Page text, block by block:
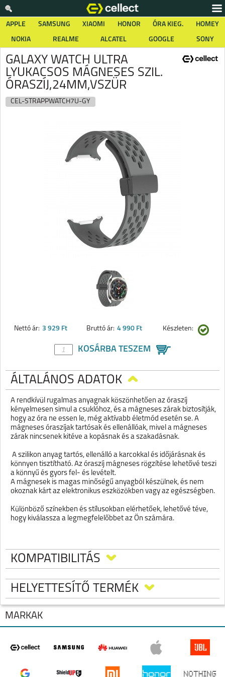
APPLE SAMSUNG XIAOMI HONOR ÓRA KIEG.
HOMEY
NOKIA
REALME ALCATEL GOOGLE SONY
GALAXY WATCH ULTRA
LYUKACSOS MÁGNESES SZIL.
ÓRASZÍJ,24MM,VSZÜR
CEL-STRAPPWATCH7U-GY
Nettó ár: 3 929 Ft Bruttó ár: 4 990 Ft Készleten:
KOSÁRBA TESZEM
ÁLTALÁNOS ADATOK
A rendkívül rugalmas anyagnak köszönhetően az óraszíj
kényelmesen simul a csuklóhoz, és a mágneses zárak biztosítják,
hogy az óra ne essen le, még aktívabb életmód esetén se. A
mágneses óraszíjak tartósak és ellenállóak, mivel a mágneses
zárak nincsenek kitéve a kopásnak és a szakadásnak.
A szilikon anyag tartós, ellenálló a karcokkal és időjárásnak és
könnyen tisztítható. Az óraszíj mágneses rögzítése lehetővé teszi
a könnyű és gyors fel- és levételt.
A mágnesek is magas minőségű anyagból készülnek, és nem
okoznak kárt az elektronikus eszközökben vagy az egészségben.
Különböző színekben és stílusokban elérhetőek, lehetővé téve,
hogy kiválassza a legmegfelelőbbet az Ön számára.
KOMPATIBILITÁS
WATCH ULTRA
HELYETTESÍTŐ TERMÉK
MÁGNESES SZIL. ÓRASZÍJ,24MM,FEKET
Az óraszíj mágneses rögzítése lehetővé teszi a
könnyű és gyors fel- és levételt.
MÁRKÁK